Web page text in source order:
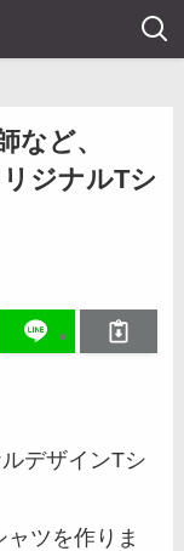
など、
ジナルTシ
デザインTシ
ツを作りま